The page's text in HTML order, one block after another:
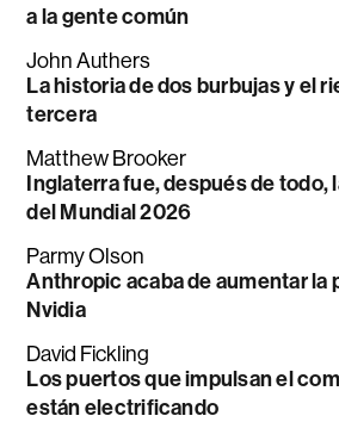
a la gente común
John Authers
La historia de dos burbujas y el
tercera
Matthew Brooker
Inglaterra fue, después de todo,
del Mundial 2026
Parmy Olson
Anthropic acaba de aumentar la
Nvidia
David Fickling
Los puertos que impulsan el
están electrificando